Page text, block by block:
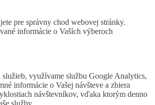
pre správny chod webovej stránky.
informácie o Vaších výberoch
služieb, využívame službu Google Analytics,
informácie o Vašej návšteve a zbiera
návštevníkov, vďaka ktorým denno